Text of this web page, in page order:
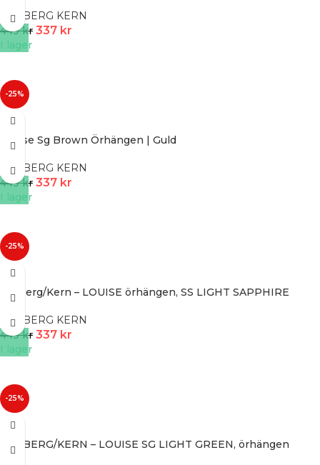
DYRBERG KERN
449kr 337 kr
I lager
-25%
Louise Sg Brown Örhängen | Guld
DYRBERG KERN
449kr 337 kr
I lager
-25%
Dyrberg/Kern – LOUISE örhängen, SS LIGHT SAPPHIRE
DYRBERG KERN
449kr 337 kr
I lager
-25%
DYRBERG/KERN – LOUISE SG LIGHT GREEN, örhängen